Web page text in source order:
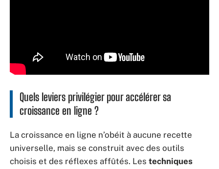
Quels leviers privilégier pour accélérer sa
croissance en ligne ?
La croissance en ligne n’obéit à aucune recette
universelle, mais se construit avec des outils
choisis et des réflexes affûtés. Les techniques